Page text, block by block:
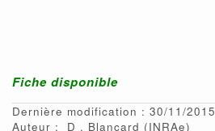
Fiche disponible
Dernière modification : 30/11/2015
Auteur :
D Blancard (INRAe)